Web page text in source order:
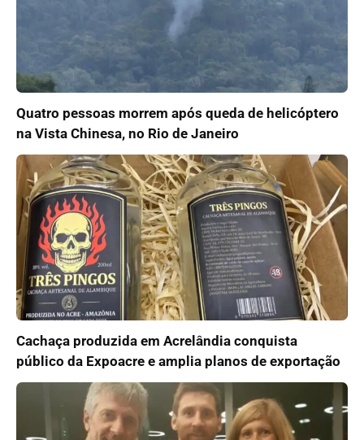
Quatro pessoas morrem após queda de helicóptero
na Vista Chinesa, no Rio de Janeiro
Cachaça produzida em Acrelândia conquista
público da Expoacre e amplia planos de exportação